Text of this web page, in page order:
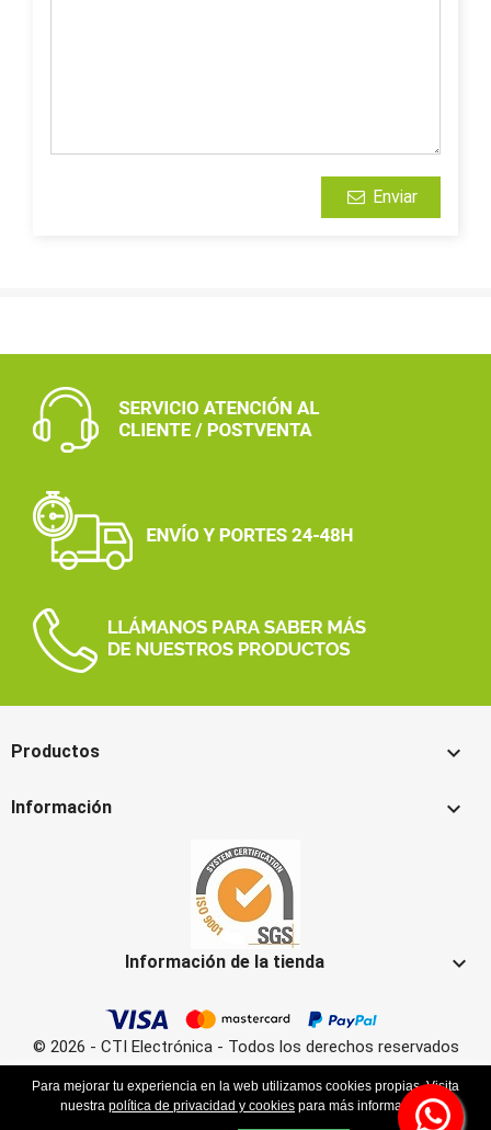
Enviar
Productos 
Información 
Información de la tienda 
Para mejorar tu experiencia en la web utilizamos cookies propias. Visita
nuestra política de privacidad y cookies para más información.
© 2026 - CTI Electrónica - Todos los derechos reservados